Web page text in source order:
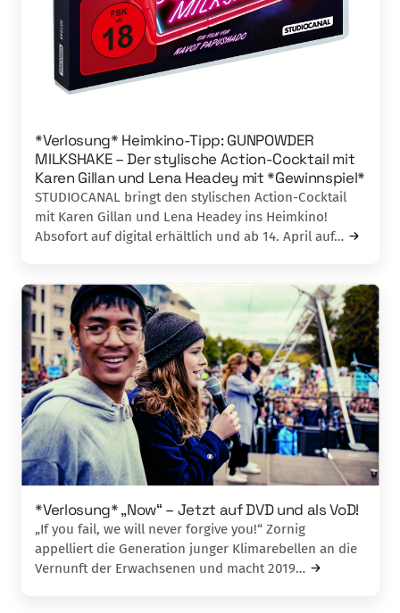
*Verlosung* Heimkino-Tipp: GUNPOWDER
MILKSHAKE – Der stylische Action-Cocktail mit
Karen Gillan und Lena Headey mit *Gewinnspiel*
STUDIOCANAL bringt den stylischen Action-Cocktail
mit Karen Gillan und Lena Headey ins Heimkino!
Absofort auf digital erhältlich und ab 14. April auf…
*Verlosung* „Now“ – Jetzt auf DVD und als VoD!
„If you fail, we will never forgive you!“ Zornig
appelliert die Generation junger Klimarebellen an die
Vernunft der Erwachsenen und macht 2019…